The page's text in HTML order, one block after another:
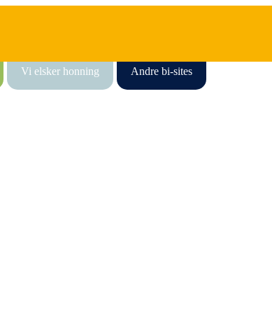
Vi elsker honning Andre bi-sites